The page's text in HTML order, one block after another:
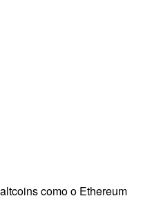
como o Ethereum